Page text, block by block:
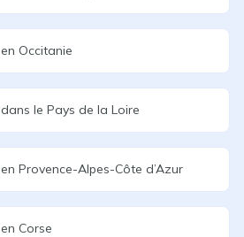
en Occitanie
dans le Pays de la Loire
en Provence-Alpes-Côte d’Azur
en Corse